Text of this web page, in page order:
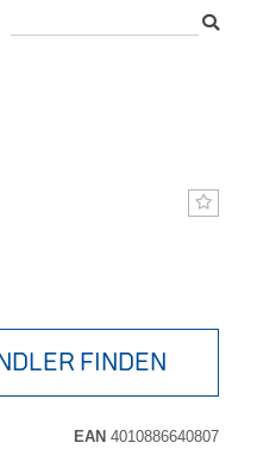
FINDEN
EAN 4010886640807